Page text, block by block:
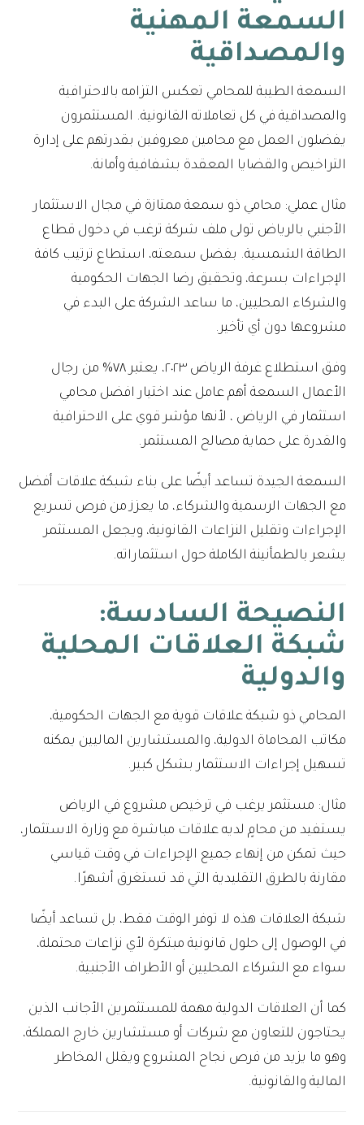
السمعة المهنية
والمصداقية
السمعة الطيبة للمحامي تعكس التزامه بالاحترافية
والمصداقية في كل تعاملاته القانونية. المستثمرون
يفضلون العمل مع محامين معروفين بقدرتهم على إدارة
التراخيص والقضايا المعقدة بشفافية وأمانة.
مثال عملي: محامي ذو سمعة ممتازة في مجال الاستثمار
الأجنبي بالرياض تولى ملف شركة ترغب في دخول قطاع
الطاقة الشمسية. بفضل سمعته، استطاع ترتيب كافة
الإجراءات بسرعة، وتحقيق رضا الجهات الحكومية
والشركاء المحليين، ما ساعد الشركة على البدء في
مشروعها دون أي تأخير.
وفق استطلاع غرفة الرياض ٢٠٢٣، يعتبر ٧٨% من رجال
الأعمال السمعة أهم عامل عند اختيار افضل محامي
استثمار في الرياض ، لأنها مؤشر قوي على الاحترافية
والقدرة على حماية مصالح المستثمر.
السمعة الجيدة تساعد أيضًا على بناء شبكة علاقات أفضل
مع الجهات الرسمية والشركاء، ما يعزز من فرص تسريع
الإجراءات وتقليل النزاعات القانونية، ويجعل المستثمر
يشعر بالطمأنينة الكاملة حول استثماراته.
النصيحة السادسة:
شبكة العلاقات المحلية
والدولية
المحامي ذو شبكة علاقات قوية مع الجهات الحكومية،
مكاتب المحاماة الدولية، والمستشارين الماليين يمكنه
تسهيل إجراءات الاستثمار بشكل كبير.
مثال: مستثمر يرغب في ترخيص مشروع في الرياض
يستفيد من محامٍ لديه علاقات مباشرة مع وزارة الاستثمار،
حيث تمكن من إنهاء جميع الإجراءات في وقت قياسي
مقارنة بالطرق التقليدية التي قد تستغرق أشهرًا.
شبكة العلاقات هذه لا توفر الوقت فقط، بل تساعد أيضًا
في الوصول إلى حلول قانونية مبتكرة لأي نزاعات محتملة،
سواء مع الشركاء المحليين أو الأطراف الأجنبية.
كما أن العلاقات الدولية مهمة للمستثمرين الأجانب الذين
يحتاجون للتعاون مع شركات أو مستشارين خارج المملكة،
وهو ما يزيد من فرص نجاح المشروع ويقلل المخاطر
المالية والقانونية.